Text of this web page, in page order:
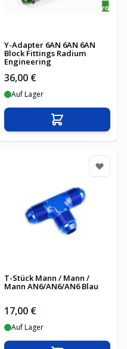
Y-Adapter 6AN 6AN 6AN
Block Fittings Radium
Engineering
36,00 €
Auf Lager
In den
T-Stück Mann / Mann /
Mann AN6/AN6/AN6 Blau
17,00 €
Auf Lager